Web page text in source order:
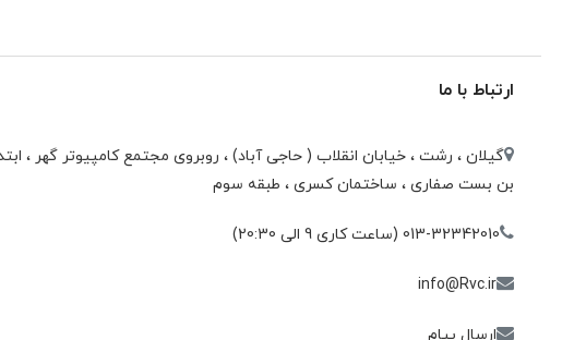
ارتباط با ما
گیلان ، رشت ، خيابان انقلاب ( حاجی آباد) ، روبروی مجتمع كامپيوتر گهر ،
بن بست صفاری ، ساختمان كسری ، طبقه سوم
013-32342010 (ساعت کاری 9 الی 20:30)
info@Rvc.ir
ارسال پیام